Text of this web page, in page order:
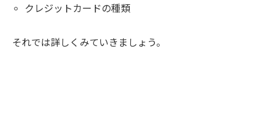
クレジットカードの種類
それでは詳しくみていきましょう。